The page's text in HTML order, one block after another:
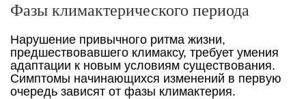
Фазы климактерического периода
Нарушение привычного ритма жизни,
предшествовавшего климаксу, требует умения
адаптации к новым условиям существования.
Симптомы начинающихся изменений в первую
очередь зависят от фазы климактерия.